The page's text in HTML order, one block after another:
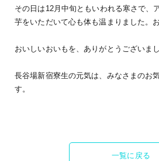
その日は12月中旬ともいわれる寒さで、
芋をいただいて心も体も温まりました。
おいしいおいもを、ありがとうございまし
長谷場新宿寮生の元気は、みなさまのお
す。
一覧に戻る